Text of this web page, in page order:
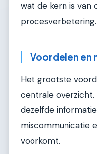
wat de kern is van
procesverbetering.
Voordelen en
Het grootste
centrale overzicht.
dezelfde
miscommunicatie
voorkomt.